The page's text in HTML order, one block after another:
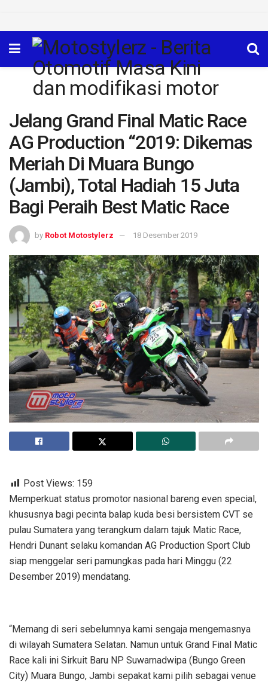
Jelang Grand Final Matic Race
AG Production “2019: Dikemas
Meriah Di Muara Bungo
(Jambi), Total Hadiah 15 Juta
Bagi Peraih Best Matic Race
by Robot Motostylerz 18 Desember 2019
Post Views: 159
Memperkuat status promotor nasional bareng even special,
khususnya bagi pecinta balap kuda besi bersistem CVT se
pulau Sumatera yang terangkum dalam tajuk Matic Race,
Hendri Dunant selaku komandan AG Production Sport Club
siap menggelar seri pamungkas pada hari Minggu (22
Desember 2019) mendatang.
“Memang di seri sebelumnya kami sengaja mengemasnya
di wilayah Sumatera Selatan. Namun untuk Grand Final Matic
Race kali ini Sirkuit Baru NP Suwarnadwipa (Bungo Green
City) Muara Bungo, Jambi sepakat kami pilih sebagai venue